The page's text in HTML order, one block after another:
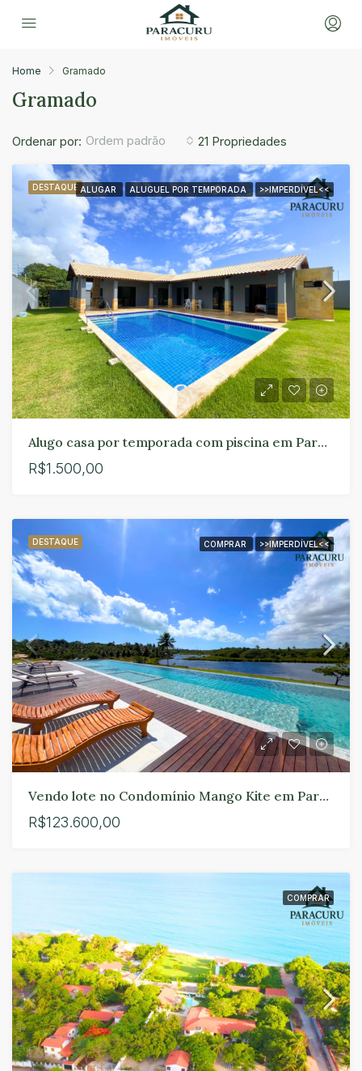
Home Gramado
Gramado
21 Propriedades
Ordenar por: Ordem padrão
DESTAQUE ALUGAR ALUGUEL POR TEMPORADA >>IMPERDÍVEL<<
Alugo casa por temporada com piscina em Paracuru
R$1.500,00
DESTAQUE COMPRAR >>IMPERDÍVEL<<
Vendo lote no Condomínio Mango Kite em Paracuru
R$123.600,00
COMPRAR